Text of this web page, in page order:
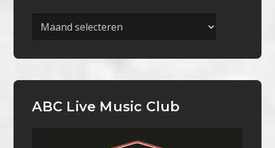
Archieven
ABC Live Music Club